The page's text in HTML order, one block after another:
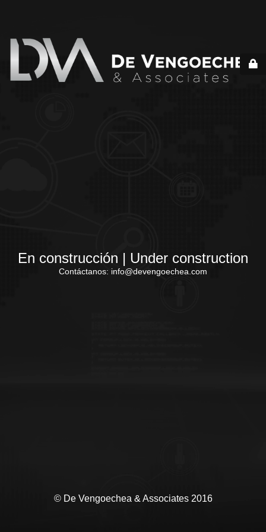
En construcción | Under construction
Contáctanos: info@devengoechea.com
© De Vengoechea & Associates 2016